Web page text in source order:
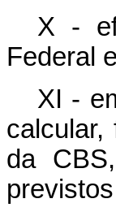
X -
Federal
XI -
da